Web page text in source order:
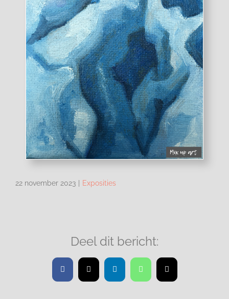
22 november 2023 Exposities
Deel dit bericht:
Facebook
X LinkedInWhatsApp
E-
mail